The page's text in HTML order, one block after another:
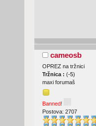
cameosb
OPREZ na tržnici
Tržnica : (-5)
maxi forumaš
Banned!
Postova: 2707